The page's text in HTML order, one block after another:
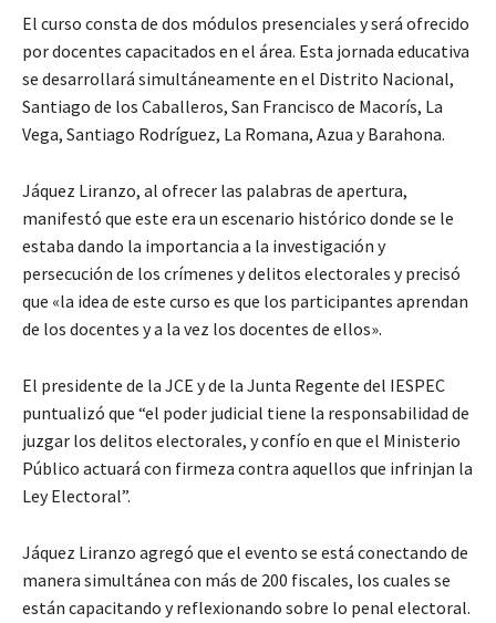
El curso consta de dos módulos presenciales y será ofrecido
por docentes capacitados en el área. Esta jornada educativa
se desarrollará simultáneamente en el Distrito Nacional,
Santiago de los Caballeros, San Francisco de Macorís, La
Vega, Santiago Rodríguez, La Romana, Azua y Barahona.
Jáquez Liranzo, al ofrecer las palabras de apertura,
manifestó que este era un escenario histórico donde se le
estaba dando la importancia a la investigación y
persecución de los crímenes y delitos electorales y precisó
que «la idea de este curso es que los participantes aprendan
de los docentes y a la vez los docentes de ellos».
El presidente de la JCE y de la Junta Regente del IESPEC
puntualizó que “el poder judicial tiene la responsabilidad de
juzgar los delitos electorales, y confío en que el Ministerio
Público actuará con firmeza contra aquellos que infrinjan la
Ley Electoral”.
Jáquez Liranzo agregó que el evento se está conectando de
manera simultánea con más de 200 fiscales, los cuales se
están capacitando y reflexionando sobre lo penal electoral.